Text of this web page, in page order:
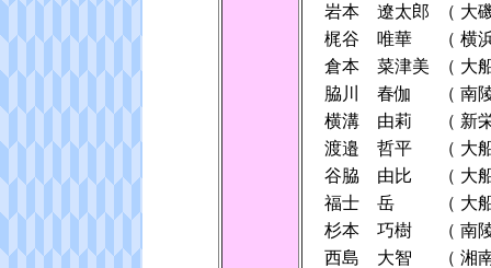
岩本 遼太郎
（ 大
梶谷 唯華
（ 横
倉本 菜津美
（ 大
脇川 春伽
（ 南
横溝 由莉
（ 新
渡邉 哲平
（ 大
谷脇 由比
（ 大
福士 岳
（ 大
杉本 巧樹
（ 南
西島 大智
（ 湘